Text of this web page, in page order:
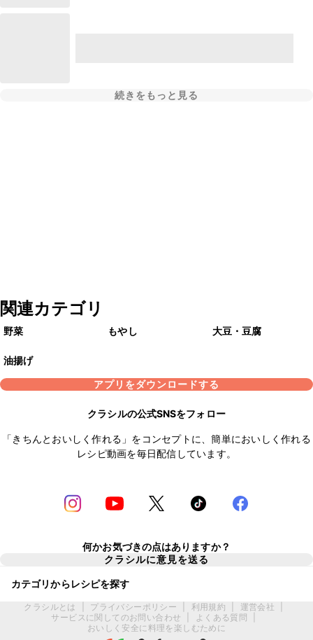
続きをもっと見る
関連カテゴリ
野菜 もやし 大豆・豆腐
油揚げ
アプリをダウンロードする
クラシルの公式SNSをフォロー
「きちんとおいしく作れる」をコンセプトに、簡単においしく作れる
レシピ動画を毎日配信しています。
何かお気づきの点はありますか？
クラシルに意見を送る
カテゴリからレシピを探す
クラシルとは プライバシーポリシー 利用規約 運営会社
サービスに関してのお問い合わせ
よくある質問
おいしく安全に料理を楽しむために